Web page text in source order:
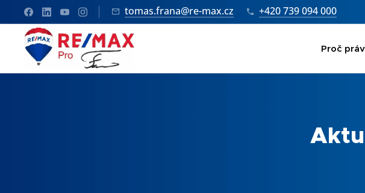
tomas.frana@re-max.cz +420 739 094 000
Proč